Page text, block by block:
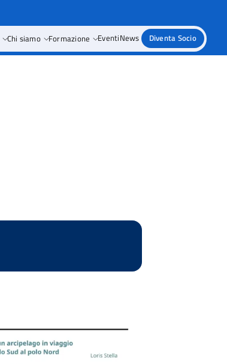
Chi siamo Formazione EventiNews Diventa Socio